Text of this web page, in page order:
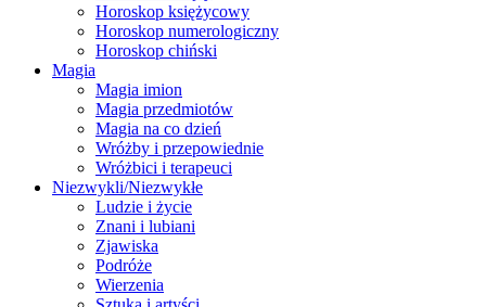
Horoskop księżycowy
Horoskop numerologiczny
Horoskop chiński
Magia
Magia imion
Magia przedmiotów
Magia na co dzień
Wróżby i przepowiednie
Wróżbici i terapeuci
Niezwykli/Niezwykłe
Ludzie i życie
Znani i lubiani
Zjawiska
Podróże
Wierzenia